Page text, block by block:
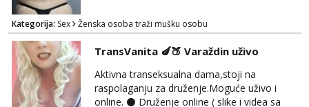
Kategorija: Sex Ženska osoba traži mušku osobu
TransVanita 🍆🍑 Varaždin uživo
Aktivna transeksualna dama,stoji na
raspolaganju za druženje.Moguće uživo i
online. ⚫ Druženje online ( slike i videa sa